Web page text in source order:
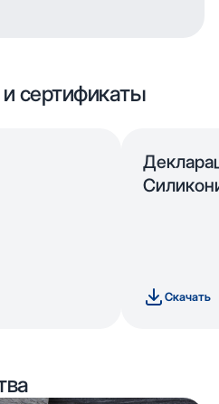
сертификаты
Скачать